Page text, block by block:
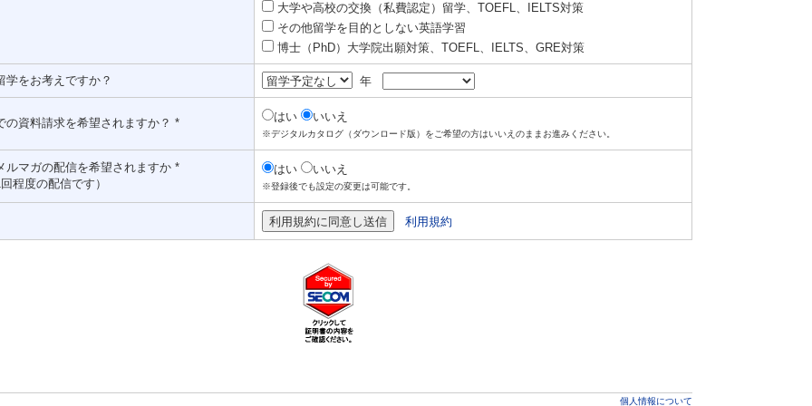
大学や高校の交換（私費認定）留学、TOEFL、IELTS対策
その他留学を目的としない英語学習
博士（PhD）大学院出願対策、TOEFL、IELTS、GRE対策
学をお考えですか？ 年
の資料請求を希望されますか？ * はい いいえ
※デジタルカタログ（ダウンロード版）をご希望の方はいいえのままお進みください。
ルマガの配信を希望されますか *
回程度の配信です）
はい いいえ
※登録後でも設定の変更は可能です。
利用規約
個人情報について